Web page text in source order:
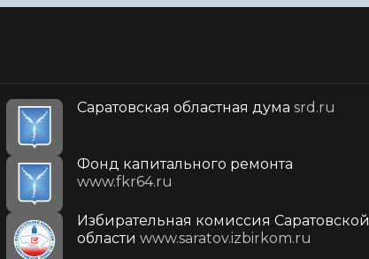
Саратовская областная дума srd.ru
Фонд капитального ремонта
www.fkr64.ru
Избирательная комиссия Саратовской
области www.saratov.izbirkom.ru